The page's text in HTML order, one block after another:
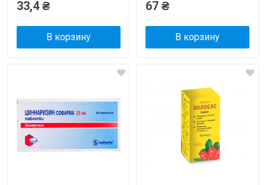
33,4 ₴
В корзину
67 ₴
В корзину